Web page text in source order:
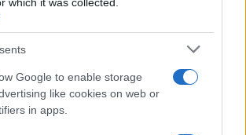
Google to enable storage
like cookies on web or
in apps.
Agostina Diturco
cari